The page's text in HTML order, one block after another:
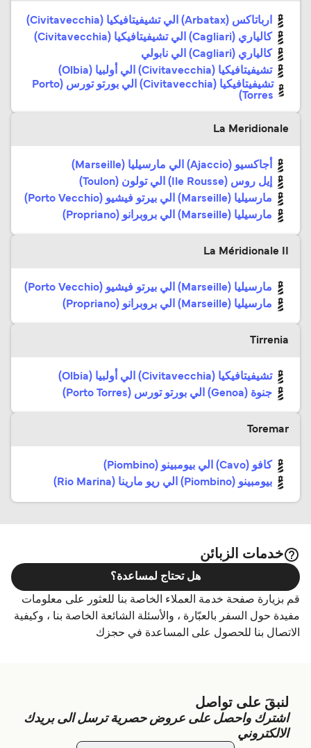
ارباتاكس (Arbatax) الي تشيفيتافيكيا (Civitavecchia)
كالياري (Cagliari) الي تشيفيتافيكيا (Civitavecchia)
كالياري (Cagliari) الي نابولي
تشيفيتافيكيا (Civitavecchia) الي أولبيا (Olbia)
تشيفيتافيكيا (Civitavecchia) الي بورتو تورس (Porto
Torres)
La Meridionale
أجاكسيو (Ajaccio) الي مارسيليا (Marseille)
إيل روس (Ile Rousse) الي تولون (Toulon)
مارسيليا (Marseille) الي بيرتو فيشيو (Porto Vecchio)
مارسيليا (Marseille) الي بروبرانو (Propriano)
La Méridionale II
مارسيليا (Marseille) الي بيرتو فيشيو (Porto Vecchio)
مارسيليا (Marseille) الي بروبرانو (Propriano)
Tirrenia
تشيفيتافيكيا (Civitavecchia) الي أولبيا (Olbia)
جنوة (Genoa) الي بورتو تورس (Porto Torres)
Toremar
كافو (Cavo) الي بيومبينو (Piombino)
بيومبينو (Piombino) الي ريو مارينا (Rio Marina)
خدمات الزبائن
قم بزيارة صفحة خدمة العملاء الخاصة بنا للعثور على معلومات
مفيدة حول السفر بالعبّارة ، والأسئلة الشائعة الخاصة بنا ، وكيفية
الاتصال بنا للحصول على المساعدة في حجزك
هل تحتاج لمساعدة؟
لنبقَ على تواصل
اشترك واحصل على عروض حصرية ترسل الى بريدك
الالكتروني